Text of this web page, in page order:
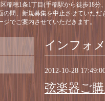
稲穂1条1丁目(手稲駅から徒歩18
の間、新規募集を中止させていた
でご案内させていただきます。
インフォ
2012-10-28
弦楽器ご